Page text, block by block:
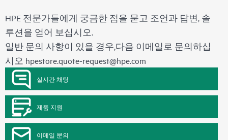
HPE 전문가들에게 궁금한 점을 묻고 조언과 답변, 솔
루션을 얻어 보십시오.
일반 문의 사항이 있을 경우,다음 이메일로 문의하십
시오 hpestore.quote-request@hpe.com
실시간 채팅
제품 지원
이메일 문의